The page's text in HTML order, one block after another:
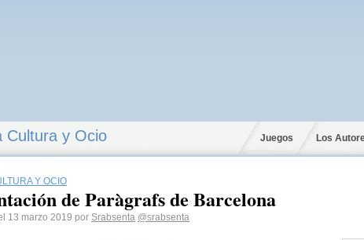
Cultura y Ocio Juegos Los
Y OCIO
de Paràgrafs de Barcelona
13 marzo 2019 por Srabsenta @srabsenta